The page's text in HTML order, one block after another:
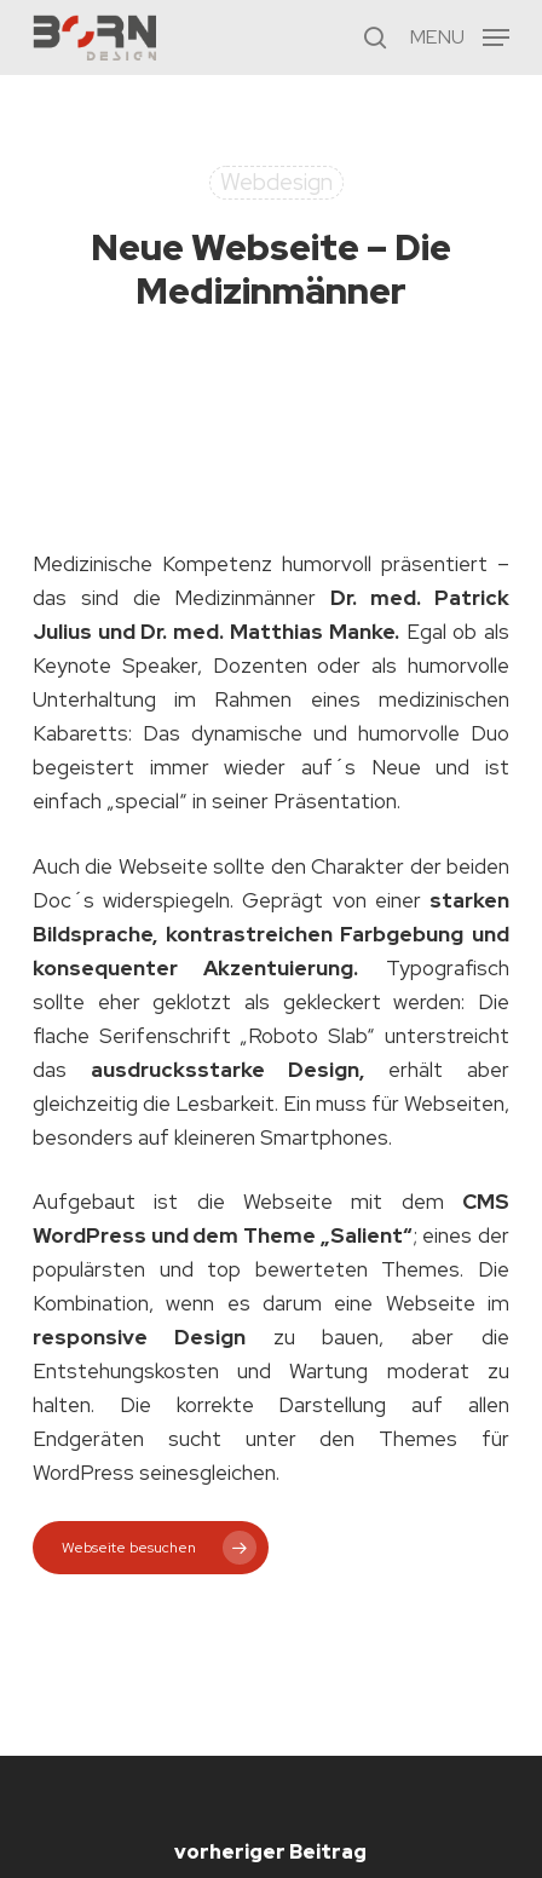
Skip
search
MENU
Webdesign
Neue Webseite – Die
Medizinmänner
Medizinische Kompetenz humorvoll präsentiert –
das sind die Medizinmänner Dr. med. Patrick
Julius und Dr. med. Matthias Manke.Egal ob als
Keynote Speaker, Dozenten oder als humorvolle
Unterhaltung im Rahmen eines medizinischen
Kabaretts: Das dynamische und humorvolle Duo
begeistert immer wieder auf´s Neue und ist
einfach „special“ in seiner Präsentation.
Auch die Webseite sollte den Charakter der beiden
Doc´s widerspiegeln. Geprägt von einer starken
Bildsprache, kontrastreichen Farbgebung und
konsequenter Akzentuierung. Typografisch
sollte eher geklotzt als gekleckert werden: Die
flache Serifenschrift „Roboto Slab“ unterstreicht
das ausdrucksstarke Design, erhält aber
gleichzeitig die Lesbarkeit. Ein muss für Webseiten,
besonders auf kleineren Smartphones.
Aufgebaut ist die Webseite mit dem CMS
WordPress und dem Theme „Salient“; eines der
populärsten und top bewerteten Themes. Die
Kombination, wenn es darum eine Webseite im
responsive Designzu bauen, aber die
Entstehungskosten und Wartung moderat zu
halten. Die korrekte Darstellung auf allen
Endgeräten sucht unter den Themes für
WordPress seinesgleichen.
Webseite besuchen
vorheriger Beitrag